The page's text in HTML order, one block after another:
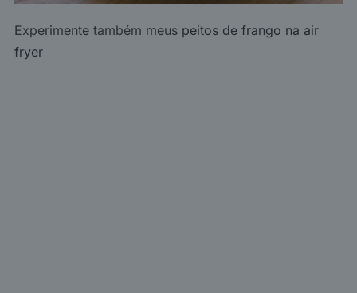
Experimente também meus peitos de frango na air
fryer